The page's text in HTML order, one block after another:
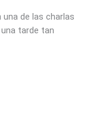
de las charlas
tarde tan